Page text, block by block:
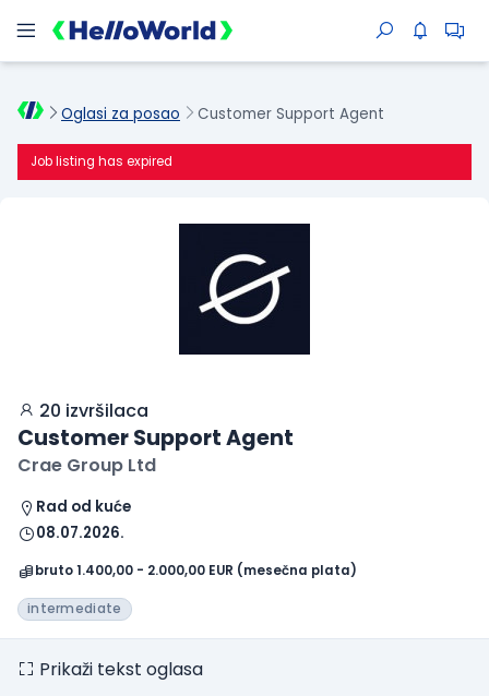
Oglasi za posao Customer Support Agent
Job listing has expired
20 izvršilaca
Customer Support Agent
Crae Group Ltd
Rad od kuće
08.07.2026.
bruto 1.400,00 - 2.000,00 EUR (mesečna plata)
intermediate
Prikaži tekst oglasa